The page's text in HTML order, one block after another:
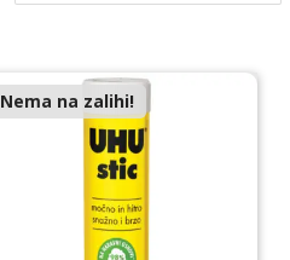
Nema na zalihi!